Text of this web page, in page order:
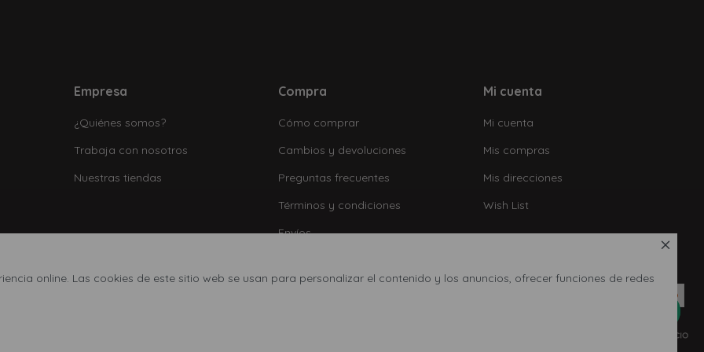

online. Las cookies de este sitio web se usan para personalizar el contenido y los anuncios, ofrecer funciones de redes
Empresa
¿Quiénes somos?
Trabaja con nosotros
Nuestras tiendas
Compra
Cómo comprar
Cambios y devoluciones
Preguntas frecuentes
Términos y condiciones
Envíos
Mi cuenta
Mi cuenta
Mis compras
Mis direcciones
Wish List